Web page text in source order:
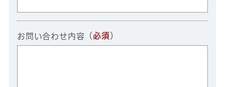
お問い合わせ内容 （必須 ）